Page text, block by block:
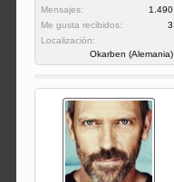
Mensajes:
1.490
Me gusta recibidos:
3
Localización:
Okarben (Alemania)